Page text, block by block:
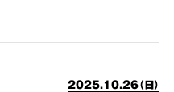
2025.10.26（日）